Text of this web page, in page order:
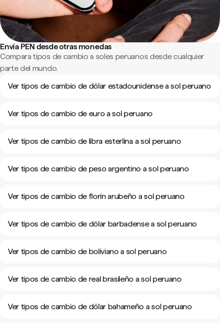
Envía PEN desde otras monedas
Compara tipos de cambio a soles peruanos desde cualquier
parte del mundo.
Ver tipos de cambio de dólar estadounidense a sol peruano
Ver tipos de cambio de euro a sol peruano
Ver tipos de cambio de libra esterlina a sol peruano
Ver tipos de cambio de peso argentino a sol peruano
Ver tipos de cambio de florín arubeño a sol peruano
Ver tipos de cambio de dólar barbadense a sol peruano
Ver tipos de cambio de boliviano a sol peruano
Ver tipos de cambio de real brasileño a sol peruano
Ver tipos de cambio de dólar bahameño a sol peruano